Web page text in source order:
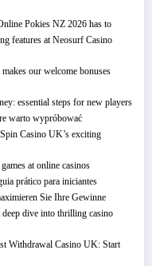
Pokies NZ 2026 has to
features at Neosurf Casino
our welcome bonuses
essential steps for new players
warto wypróbować
Casino UK’s exciting
at online casinos
prático para iniciantes
Sie Ihre Gewinne
dive into thrilling casino
Withdrawal Casino UK: Start